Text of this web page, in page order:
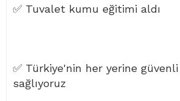
✅ Tuvalet kumu eğitimi aldı
✅ Türkiye'nin her yerine
sağlıyoruz